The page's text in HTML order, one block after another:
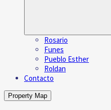
Rosario
Funes
Pueblo Esther
Roldan
Contacto
Property Map